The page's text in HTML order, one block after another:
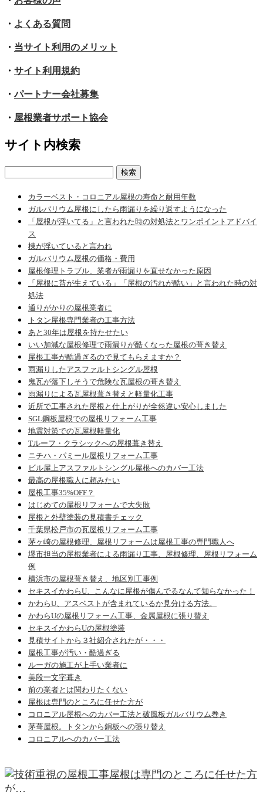
・ よくある質問
・ 当サイト利用のメリット
・ サイト利用規約
・パートナー会社募集
・ 屋根業者サポート協会
サイト内検索
カラーベスト・コロニアル屋根の寿命と耐用年数
ガルバリウム屋根にしたら雨漏りを繰り返すようになった
「屋根が浮いてる」と言われた時の対処法とワンポイントアドバイ
ス
棟が浮いていると言われ
ガルバリウム屋根の価格・費用
屋根修理トラブル、業者が雨漏りを直せなかった原因
「屋根に苔が生えている」「屋根の汚れが酷い」と言われた時の対
処法
通りがかりの屋根業者に
トタン屋根専門業者の工事方法
あと30年は屋根を持たせたい
いい加減な屋根修理で雨漏りが酷くなった屋根の葺き替え
屋根工事が酷過ぎるので見てもらえますか？
雨漏りしたアスファルトシングル屋根
鬼瓦が落下しそうで危険な瓦屋根の葺き替え
雨漏りによる瓦屋根葺き替えと軽量化工事
近所で工事された屋根と仕上がりが全然違い安心しました
SGL鋼板屋根での屋根リフォーム工事
地震対策での瓦屋根軽量化
Tルーフ・クラシックへの屋根葺き替え
ニチハ・パミール屋根リフォーム工事
ビル屋上アスファルトシングル屋根へのカバー工法
最高の屋根職人に頼みたい
屋根工事35%OFF？
はじめての屋根リフォームで大失敗
屋根と外壁塗装の見積書チェック
千葉県松戸市の瓦屋根リフォーム工事
茅ヶ崎の屋根修理、屋根リフォームは屋根工事の専門職人へ
堺市担当の屋根業者による雨漏り工事、屋根修理、屋根リフォーム
例
横浜市の屋根葺き替え、地区別工事例
セキスイかわらU、こんなに屋根が傷んでるなんて知らなかった！
かわらU、アスベストが含まれているか見分ける方法。
かわらUの屋根リフォーム工事、金属屋根に張り替え
セキスイかわらUの屋根塗装
見積サイトから３社紹介されたが・・・
屋根工事が汚い・酷過ぎる
ルーガの施工が上手い業者に
美段一文字葺き
前の業者とは関わりたくない
屋根は専門のところに任せた方が
コロニアル屋根へのカバー工法と破風板ガルバリウム巻き
茅葺屋根。トタンから銅板への張り替え
コロニアルへのカバー工法
屋根は専門のところに任せた方
が…